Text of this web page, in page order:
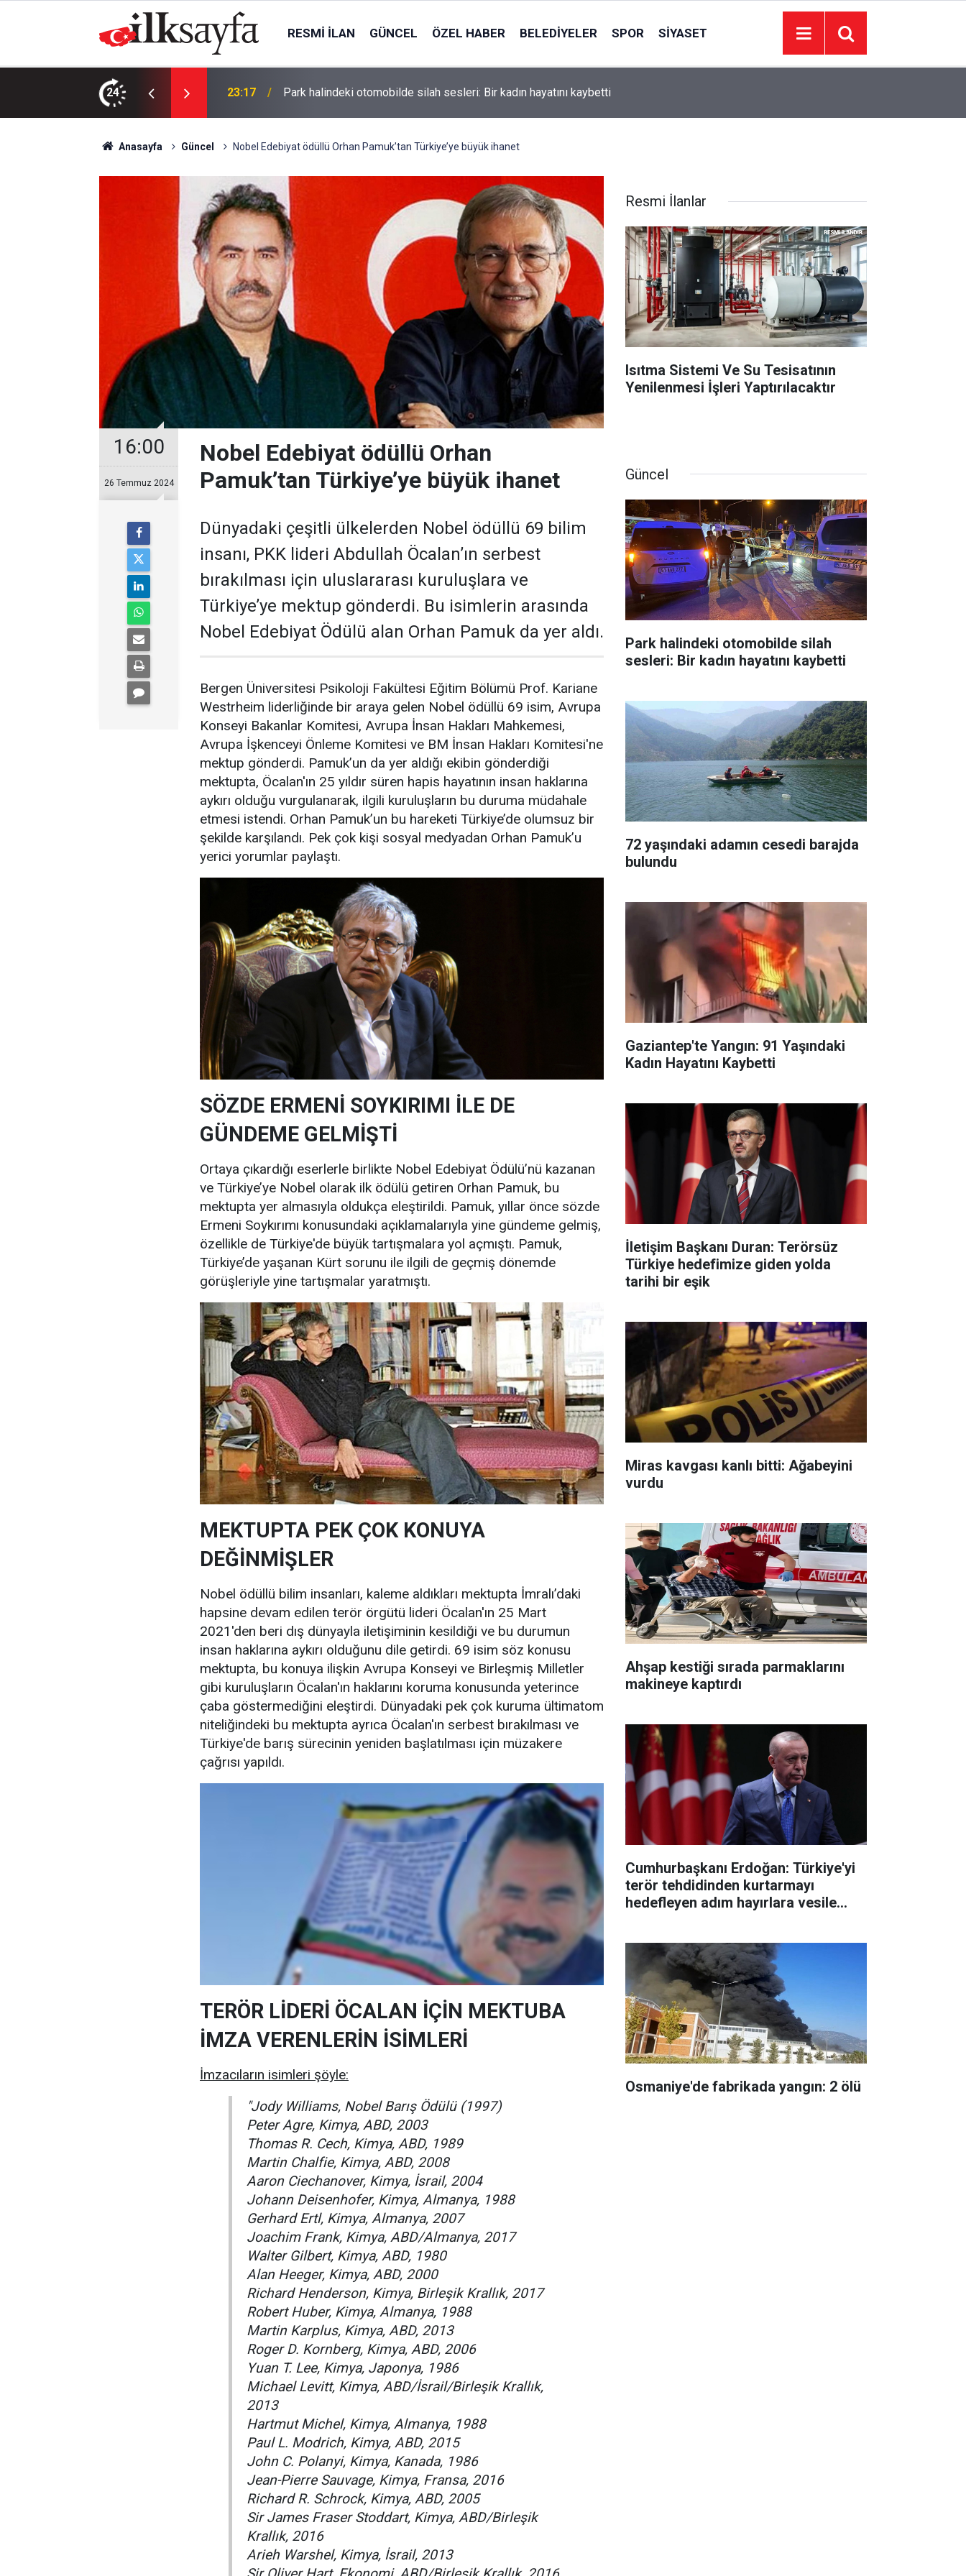
RESMI İLAN GÜNCEL ÖZEL HABER BELEDIYELER SPOR SIYASET
24
YENİLENMESİ İŞLERİ
23:17 Park halindeki otomobilde silah sesleri: Bir kadın hayatını kaybetti
Anasayfa Güncel Nobel Edebiyat ödüllü Orhan Pamuk’tan Türkiye’ye büyük ihanet
16:00
26 Temmuz 2024
Nobel Edebiyat ödüllü Orhan
Pamuk’tan Türkiye’ye büyük ihanet
Dünyadaki çeşitli ülkelerden Nobel ödüllü 69 bilim
insanı, PKK lideri Abdullah Öcalan’ın serbest
bırakılması için uluslararası kuruluşlara ve
Türkiye’ye mektup gönderdi. Bu isimlerin arasında
Nobel Edebiyat Ödülü alan Orhan Pamuk da yer aldı.
Bergen Üniversitesi Psikoloji Fakültesi Eğitim Bölümü Prof. Kariane
Westrheim liderliğinde bir araya gelen Nobel ödüllü 69 isim, Avrupa
Konseyi Bakanlar Komitesi, Avrupa İnsan Hakları Mahkemesi,
Avrupa İşkenceyi Önleme Komitesi ve BM İnsan Hakları Komitesi'ne
mektup gönderdi. Pamuk’un da yer aldığı ekibin gönderdiği
mektupta, Öcalan'ın 25 yıldır süren hapis hayatının insan haklarına
aykırı olduğu vurgulanarak, ilgili kuruluşların bu duruma müdahale
etmesi istendi. Orhan Pamuk’un bu hareketi Türkiye’de olumsuz bir
şekilde karşılandı. Pek çok kişi sosyal medyadan Orhan Pamuk’u
yerici yorumlar paylaştı.
SÖZDE ERMENİ SOYKIRIMI İLE DE
GÜNDEME GELMİŞTİ
Ortaya çıkardığı eserlerle birlikte Nobel Edebiyat Ödülü’nü kazanan
ve Türkiye’ye Nobel olarak ilk ödülü getiren Orhan Pamuk, bu
mektupta yer almasıyla oldukça eleştirildi. Pamuk, yıllar önce sözde
Ermeni Soykırımı konusundaki açıklamalarıyla yine gündeme gelmiş,
özellikle de Türkiye'de büyük tartışmalara yol açmıştı. Pamuk,
Türkiye’de yaşanan Kürt sorunu ile ilgili de geçmiş dönemde
görüşleriyle yine tartışmalar yaratmıştı.
MEKTUPTA PEK ÇOK KONUYA
DEĞİNMİŞLER
Nobel ödüllü bilim insanları, kaleme aldıkları mektupta İmralı’daki
hapsine devam edilen terör örgütü lideri Öcalan'ın 25 Mart
2021'den beri dış dünyayla iletişiminin kesildiği ve bu durumun
insan haklarına aykırı olduğunu dile getirdi. 69 isim söz konusu
mektupta, bu konuya ilişkin Avrupa Konseyi ve Birleşmiş Milletler
gibi kuruluşların Öcalan'ın haklarını koruma konusunda yeterince
çaba göstermediğini eleştirdi. Dünyadaki pek çok kuruma ültimatom
niteliğindeki bu mektupta ayrıca Öcalan'ın serbest bırakılması ve
Türkiye'de barış sürecinin yeniden başlatılması için müzakere
çağrısı yapıldı.
TERÖR LİDERİ ÖCALAN İÇİN MEKTUBA
İMZA VERENLERİN İSİMLERİ
İmzacıların isimleri şöyle:
"Jody Williams, Nobel Barış Ödülü (1997)
Peter Agre, Kimya, ABD, 2003
Thomas R. Cech, Kimya, ABD, 1989
Martin Chalfie, Kimya, ABD, 2008
Aaron Ciechanover, Kimya, İsrail, 2004
Johann Deisenhofer, Kimya, Almanya, 1988
Gerhard Ertl, Kimya, Almanya, 2007
Joachim Frank, Kimya, ABD/Almanya, 2017
Walter Gilbert, Kimya, ABD, 1980
Alan Heeger, Kimya, ABD, 2000
Richard Henderson, Kimya, Birleşik Krallık, 2017
Robert Huber, Kimya, Almanya, 1988
Martin Karplus, Kimya, ABD, 2013
Roger D. Kornberg, Kimya, ABD, 2006
Yuan T. Lee, Kimya, Japonya, 1986
Michael Levitt, Kimya, ABD/İsrail/Birleşik Krallık,
2013
Hartmut Michel, Kimya, Almanya, 1988
Paul L. Modrich, Kimya, ABD, 2015
John C. Polanyi, Kimya, Kanada, 1986
Jean-Pierre Sauvage, Kimya, Fransa, 2016
Richard R. Schrock, Kimya, ABD, 2005
Sir James Fraser Stoddart, Kimya, ABD/Birleşik
Krallık, 2016
Arieh Warshel, Kimya, İsrail, 2013
Resmi İlanlar
Isıtma Sistemi Ve Su Tesisatının
Yenilenmesi İşleri Yaptırılacaktır
Güncel
Park halindeki otomobilde silah
sesleri: Bir kadın hayatını kaybetti
72 yaşındaki adamın cesedi barajda
bulundu
Gaziantep'te Yangın: 91 Yaşındaki
Kadın Hayatını Kaybetti
İletişim Başkanı Duran: Terörsüz
Türkiye hedefimize giden yolda
tarihi bir eşik
Miras kavgası kanlı bitti: Ağabeyini
vurdu
Ahşap kestiği sırada parmaklarını
makineye kaptırdı
Cumhurbaşkanı Erdoğan: Türkiye'yi
terör tehdidinden kurtarmayı
hedefleyen adım hayırlara vesile
Osmaniye'de fabrikada yangın: 2 ölü